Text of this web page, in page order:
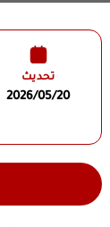
تحديث
2026/05/20